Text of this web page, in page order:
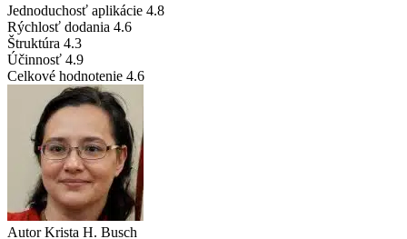
Jednoduchosť aplikácie 4.8
Rýchlosť dodania 4.6
Štruktúra 4.3
Účinnosť 4.9
Celkové hodnotenie 4.6
Autor Krista H. Busch